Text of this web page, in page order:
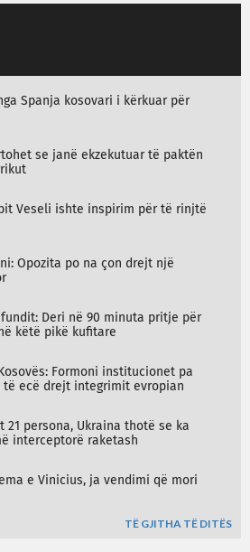
Spanja kosovari i kërkuar për
se janë ekzekutuar të paktën
Veseli ishte inspirim për të rinjtë
Opozita po na çon drejt një
Deri në 90 minuta pritje për
këtë pikë kufitare
Formoni institucionet pa
të ecë drejt integrimit evropian
21 persona, Ukraina thotë se ka
interceptorë raketash
e Vinicius, ja vendimi që mori
TË GJITHA TË DITËS